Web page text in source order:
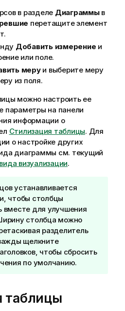
в разделе Диаграммыв
перетащите элемент
Добавить измерение и
или поле.
меруи выберите меру
из поля.
можно настроить ее
параметры на панели
информации о
Стилизация таблицы. Для
о настройке других
диаграммы см. текущий
визуализации.
устанавливается
чтобы столбцы
вместе для улучшения
столбца можно
разделитель
щелкните
чтобы сбросить
по умолчанию.
таблицы